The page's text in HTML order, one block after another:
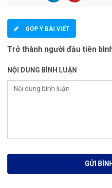
GÓP Ý BÀI VIẾT
Trở thành người đầu tiên
NỘI DUNG BÌNH LUẬN